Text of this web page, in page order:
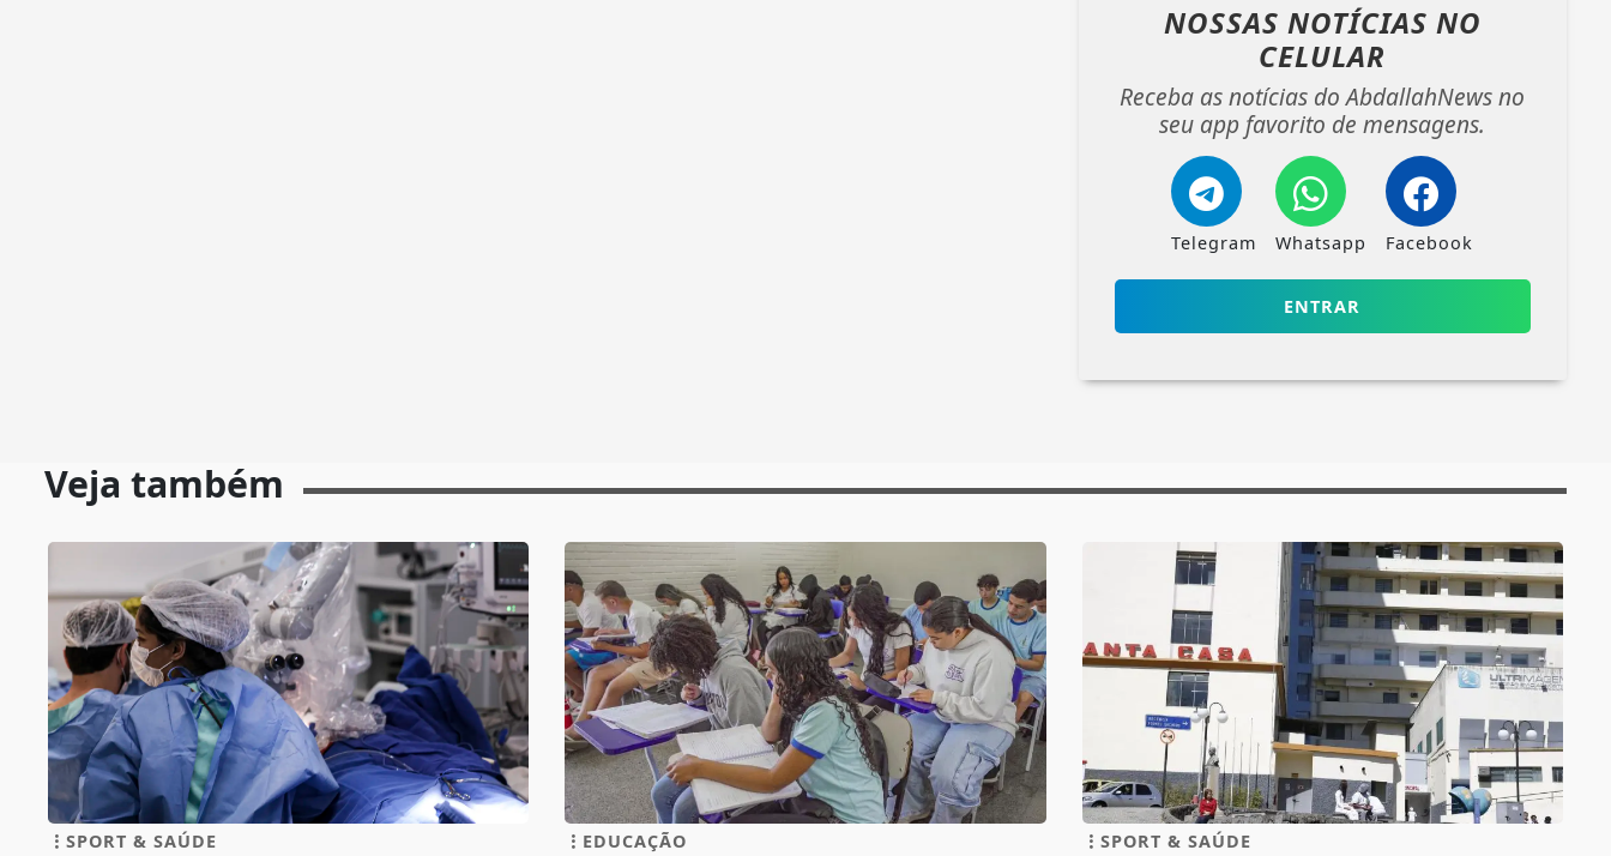
NOSSAS NOTÍCIAS NO
CELULAR
Receba as notícias do AbdallahNews no
seu app favorito de mensagens.
Telegram Whatsapp Facebook
ENTRAR
Veja também
SPORT & SAÚDE EDUCAÇÃO SPORT & SAÚDE